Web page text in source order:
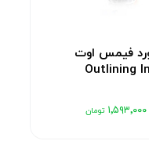
فیمس اوت
۱٬۵۹۳٬۰۰۰